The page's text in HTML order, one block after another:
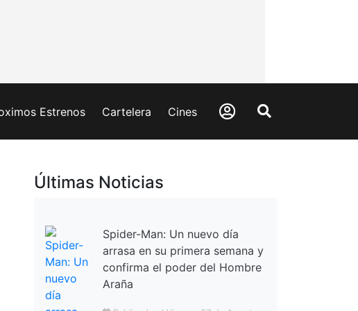
Estrenos Cartelera Cines
Últimas Noticias
Spider-Man: Un nuevo día
arrasa en su primera semana y
confirma el poder del Hombre
Araña